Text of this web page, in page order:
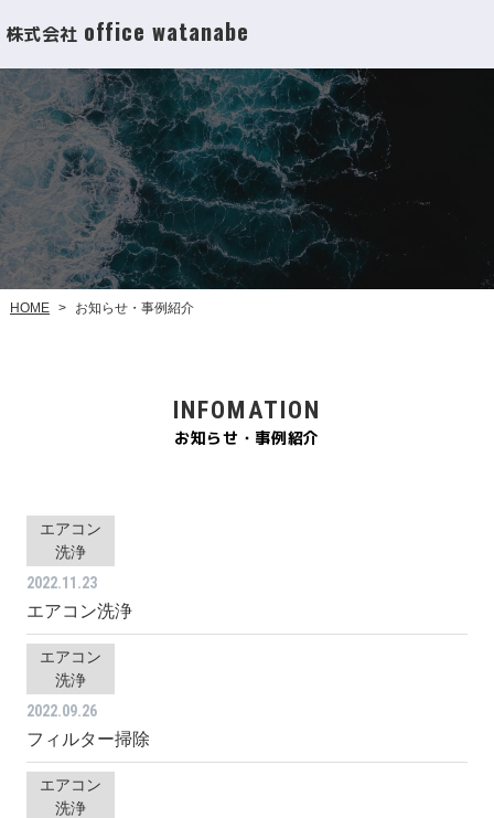
株式会社 office watanabe
HOME > お知らせ・事例紹介
INFOMATION
お知らせ・事例紹介
エアコン
洗浄
2022.11.23
エアコン洗浄
エアコン
洗浄
2022.09.26
フィルター掃除
エアコン
洗浄